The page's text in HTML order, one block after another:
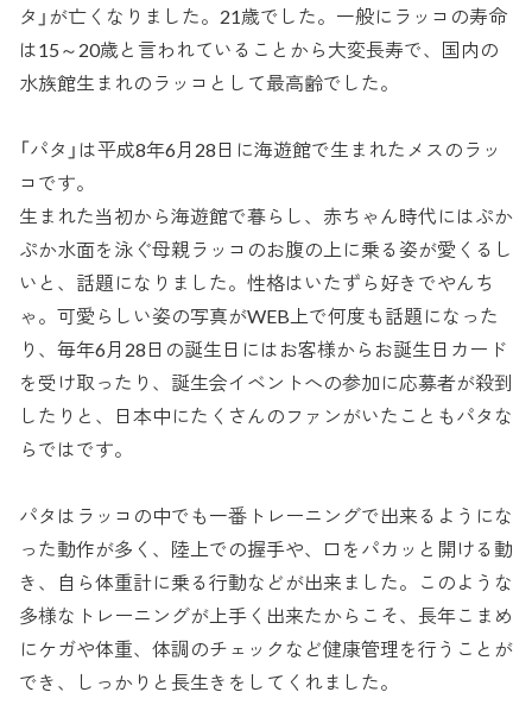
タ」が亡くなりました。21歳でした。一般にラッコの寿命
は15～20歳と言われていることから大変長寿で、国内の
水族館生まれのラッコとして最高齢でした。
「パタ」は平成8年6月28日に海遊館で生まれたメスのラッ
コです。
生まれた当初から海遊館で暮らし、赤ちゃん時代にはぷか
ぷか水面を泳ぐ母親ラッコのお腹の上に乗る姿が愛くるし
いと、話題になりました。性格はいたずら好きでやんち
ゃ。可愛らしい姿の写真がWEB上で何度も話題になった
り、毎年6月28日の誕生日にはお客様からお誕生日カード
を受け取ったり、誕生会イベントへの参加に応募者が殺到
したりと、日本中にたくさんのファンがいたこともパタな
らではです。
パタはラッコの中でも一番トレーニングで出来るようにな
った動作が多く、陸上での握手や、口をパカッと開ける動
き、自ら体重計に乗る行動などが出来ました。このような
多様なトレーニングが上手く出来たからこそ、長年こまめ
にケガや体重、体調のチェックなど健康管理を行うことが
でき、しっかりと長生きをしてくれました。